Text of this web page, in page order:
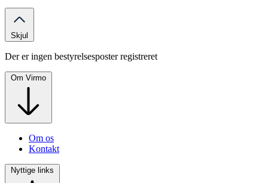
Skjul
Der er ingen bestyrelsesposter registreret
Om Virmo
Om os
Kontakt
Nyttige links